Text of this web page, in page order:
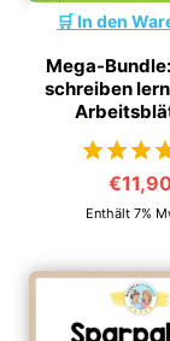
In den
Mega-
schreiben
von 5
€
Enthält 7%